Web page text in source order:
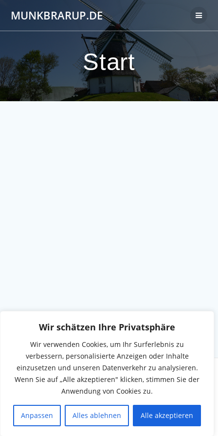
Wir schätzen Ihre Privatsphäre
Wir verwenden Cookies, um Ihr Surferlebnis zu
verbessern, personalisierte Anzeigen oder Inhalte
einzusetzen und unseren Datenverkehr zu analysieren.
Wenn Sie auf „Alle akzeptieren" klicken, stimmen Sie der
Anwendung von Cookies zu.
Anpassen Alles ablehnen Alle akzeptieren
Inhalt
springen
MUNKBRARUP.DE
Start
© 2026 Munkbrarup.de. WordPress mit dem
Theme